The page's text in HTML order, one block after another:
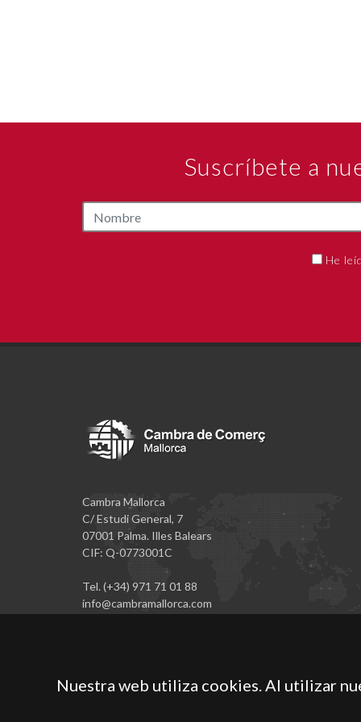
Suscríbete a
He
Cambra Mallorca
C/ Estudi General, 7
07001 Palma. Illes Balears
CIF: Q-0773001C
Tel. (+34) 971 71 01 88
info@cambramallorca.com
Nuestra web utiliza cookies. Al utilizar